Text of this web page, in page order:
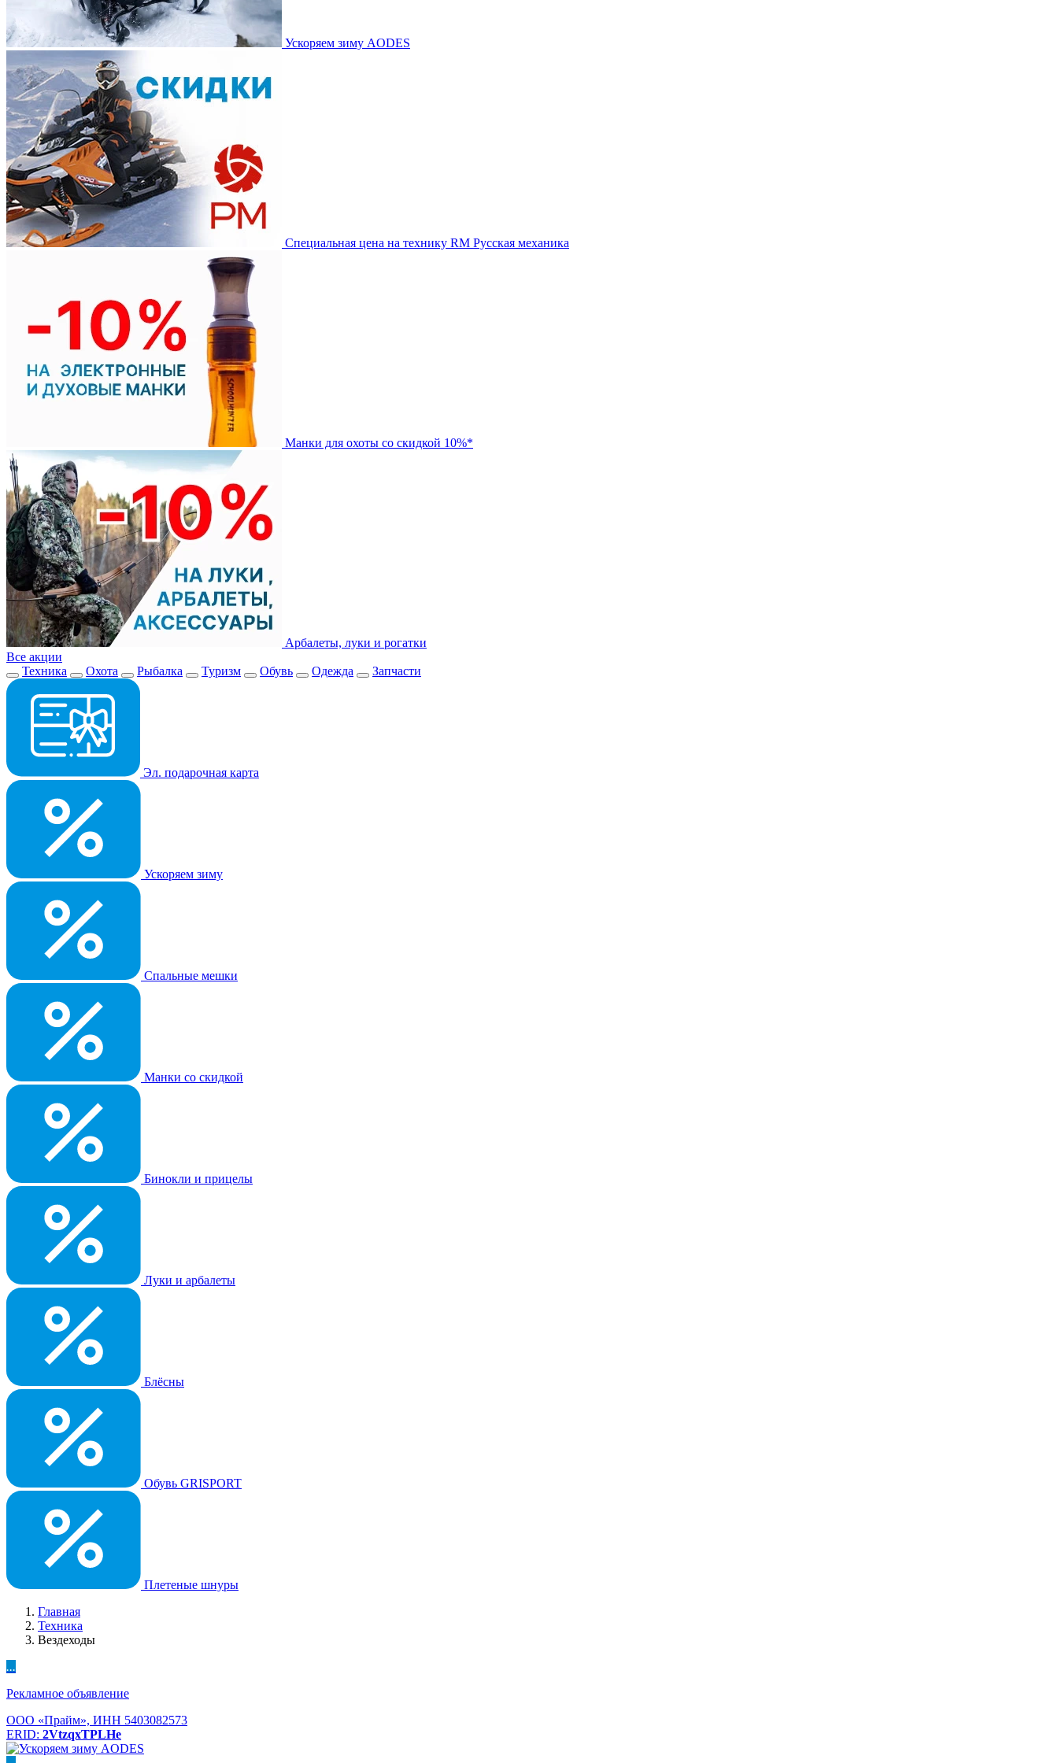
Ускоряем зиму AODES
Специальная цена на технику RM Русская механика
Манки для охоты со скидкой 10%*
Арбалеты, луки и рогатки
Все акции
Техника
Охота Рыбалка Туризм Обувь Одежда Запчасти
Эл. подарочная карта
Ускоряем зиму
Спальные мешки
Манки со скидкой
Бинокли и прицелы
Луки и арбалеты
Блёсны
Обувь GRISPORT
Плетеные шнуры
Главная
Техника
Вездеходы
...
Рекламное объявление
ООО «Прайм», ИНН 5403082573
ERID: 2VtzqxTPLHe